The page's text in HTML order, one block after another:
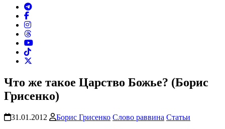
Что же такое Царство Божье? (Борис
Грисенко)
31.01.2012 Борис Грисенко Слово раввина Статьи